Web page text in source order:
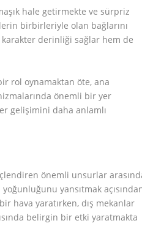
hale getirmekte ve sürpriz
birbirleriyle olan bağlarını
derinliği sağlar hem de
rol oynamaktan öte, ana
önemli bir yer
gelişimini daha anlamlı
önemli unsurlar
yansıtmak
hava yaratırken, dış mekanlar
belirgin bir etki yaratmakta